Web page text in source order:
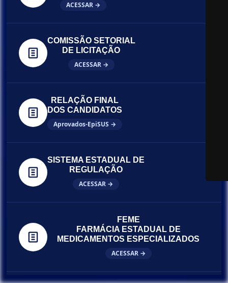
ACESSAR →
COMISSÃO SETORIAL
DE LICITAÇÃO
ACESSAR →
RELAÇÃO FINAL
DOS CANDIDATOS
Aprovados-EpiSUS →
SISTEMA ESTADUAL DE
REGULAÇÃO
ACESSAR →
FEME
FARMÁCIA ESTADUAL DE
MEDICAMENTOS ESPECIALIZADOS
ACESSAR →